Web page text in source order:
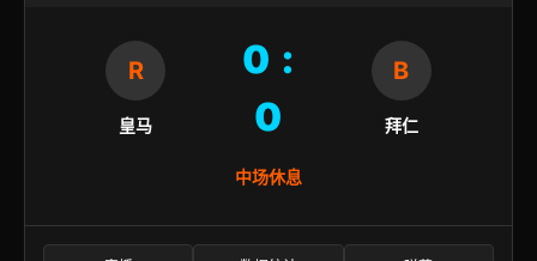
R
皇马
0 :
0
B
拜仁
中场休息